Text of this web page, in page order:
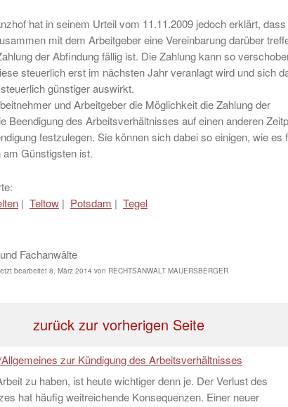
hat in seinem Urteil vom 11.11.2009 jedoch erklärt,
mit dem Arbeitgeber eine Vereinbarung darüber
der Abfindung fällig ist. Die Zahlung kann so
steuerlich erst im nächsten Jahr veranlagt wird und sich
günstiger auswirkt.
und Arbeitgeber die Möglichkeit die Zahlung der
Beendigung des Arbeitsverhältnisses auf einen anderen
festzulegen. Sie können sich dabei so einigen, wie es
Günstigsten ist.
| Teltow | Potsdam | Tegel
Fachanwälte
bearbeitet 8. März 2014 von RECHTSANWALT MAUERSBERGER
zurück zur vorherigen Seite
zur Kündigung des Arbeitsverhältnisses
zu haben, ist heute wichtiger denn je. Der Verlust des
hat häufig weitreichende Konsequenzen. Einer neuer